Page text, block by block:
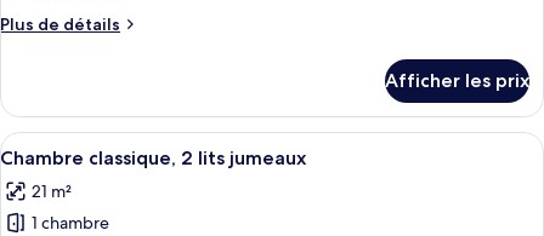
chambre :
(Classic)
Plus de détails
Plus
Chambre
familiale
(Classic)
Afficher les prix
Afficher
toutes
les
photos
Chambre classique, 2 lits jumeaux |
8
Chambre classique, 2 lits jumeaux
21 m²
1 chambre